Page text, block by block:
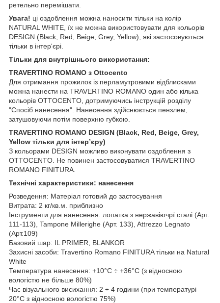
ретельно перемішати.
Увага! ці оздоблення можна наносити тільки на колір
NATURAL WHITE, їх не можна використовувати для кольорів
DESIGN (Black, Red, Beige, Grey, Yellow), які застосовуються
тільки в інтер'єрі.
Тільки для внутрішнього використання:
TRAVERTINO ROMANO з Ottocento
Для отримання прожилок із перламутровими відблисками
можна нанести на TRAVERTINO ROMANO один або кілька
кольорів OTTOCENTO, дотримуючись інструкцій розділу
"Спосіб нанесення". Нанесення здійснюється пензлем,
затушовуючи потім поверхню губкою.
TRAVERTINO ROMANO DESIGN (Black, Red, Beige, Grey,
Yellow тільки для інтер’єру)
З кольорами DESIGN можливо виконувати оздоблення з
OTTOCENTO. Не повинен застосовуватися TRAVERTINO
ROMANO FINITURA.
Технічні характеристики: нанесення
Розведення: Матеріал готовий до застосування
Витрата: 2 кг/кв.м. приблизно
Інструменти для нанесення: лопатка з нержавіючрї сталі (Арт.
111-113), Tampone Millerighe (Арт. 133), Attrezzo Legnato
(Арт.109)
Базовий шар: IL PRIMER, BLANKOR
Захисні засоби: Travertino Romano FINITURA тільки на Natural
White
Температура нанесення: +10°C ÷ +36°C (з відносною
вологістю не більше 80%)
Час візуального висихання: 2 ÷ 4 години (при температурі
20°C з відносною вологістю 75%)